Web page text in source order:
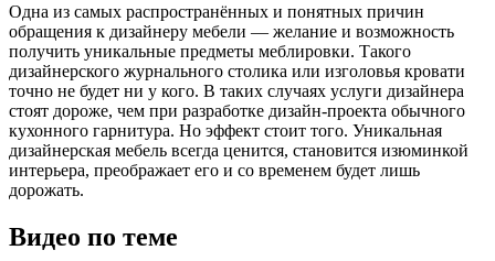
Одна из самых распространённых и понятных причин
обращения к дизайнеру мебели — желание и возможность
получить уникальные предметы меблировки. Такого
дизайнерского журнального столика или изголовья кровати
точно не будет ни у кого. В таких случаях услуги дизайнера
стоят дороже, чем при разработке дизайн-проекта обычного
кухонного гарнитура. Но эффект стоит того. Уникальная
дизайнерская мебель всегда ценится, становится изюминкой
интерьера, преображает его и со временем будет лишь
дорожать.
Видео по теме